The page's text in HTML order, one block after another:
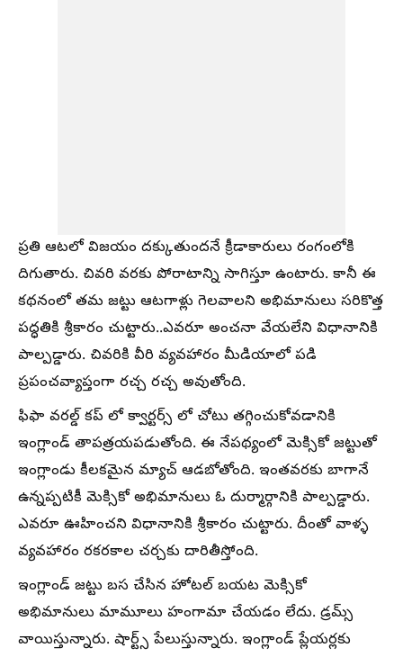
ప్రతి ఆటలో విజయం దక్కుతుందనే క్రీడాకారులు రంగంలోకి
దిగుతారు. చివరి వరకు పోరాటాన్ని సాగిస్తూ ఉంటారు. కానీ ఈ
కథనంలో తమ జట్టు ఆటగాళ్లు గెలవాలని అభిమానులు సరికొత్త
పద్ధతికి శ్రీకారం చుట్టారు..ఎవరూ అంచనా వేయలేని విధానానికి
పాల్పడ్డారు. చివరికి వీరి వ్యవహారం మీడియాలో పడి
ప్రపంచవ్యాప్తంగా రచ్చ రచ్చ అవుతోంది.
ఫిఫా వరల్డ్ కప్ లో క్వార్టర్స్ లో చోటు తగ్గించుకోవడానికి
ఇంగ్లాండ్ తాపత్రయపడుతోంది. ఈ నేపథ్యంలో మెక్సికో జట్టుతో
ఇంగ్లాండు కీలకమైన మ్యాచ్ ఆడబోతోంది. ఇంతవరకు బాగానే
ఉన్నప్పటికీ మెక్సికో అభిమానులు ఓ దుర్మార్గానికి పాల్పడ్డారు.
ఎవరూ ఊహించని విధానానికి శ్రీకారం చుట్టారు. దీంతో వాళ్ళ
వ్యవహారం రకరకాల చర్చకు దారితీస్తోంది.
ఇంగ్లాండ్ జట్టు బస చేసిన హోటల్ బయట మెక్సికో
అభిమానులు మామూలు హంగామా చేయడం లేదు. డ్రమ్స్
వాయిస్తున్నారు. షార్ట్స్ పేలుస్తున్నారు. ఇంగ్లాండ్ ప్లేయర్లకు